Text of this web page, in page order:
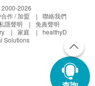
2026
作 / 加盟
聯絡我們
隱聲明
免責聲明
家庭
healthyD
Solutions